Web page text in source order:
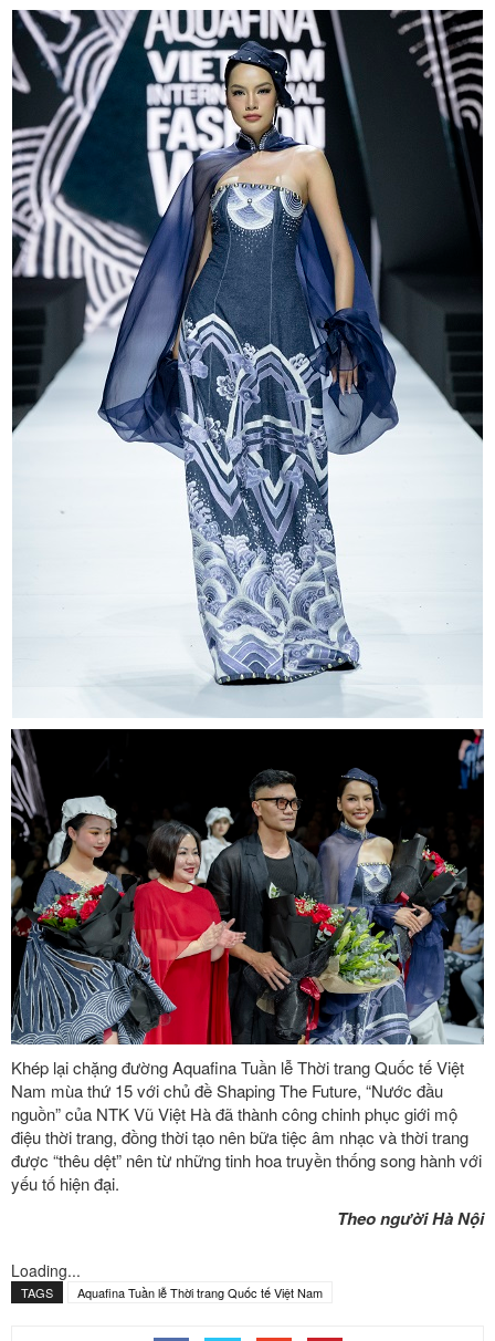
Khép lại chặng đườngAquafina Tuần lễ Thời trang Quốc tế Việt
Nam mùa thứ 15 với chủ đề Shaping The Future, “Nước đầu
nguồn” của NTK Vũ Việt Hà đã thành công chinh phục giới mộ
điệu thời trang, đồng thờitạo nên bữa tiệc âm nhạc và thời trang
được “thêu dệt” nên từ những tinh hoa truyền thống song hành với
yếu tố hiện đại.
Theo người Hà Nội
Loading...
TAGS Aquafina Tuần lễ Thời trang Quốc tế Việt Nam